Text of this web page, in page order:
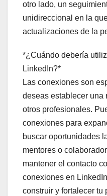
otro lado, un
unidireccional en la
actualizaciones de la
*¿Cuándo debería
LinkedIn?*
Las conexiones son
deseas establecer una
otros profesionales.
conexiones para
buscar oportunidades
mentores o
mantener el contacto
conexiones en
construir y fortalecer tu